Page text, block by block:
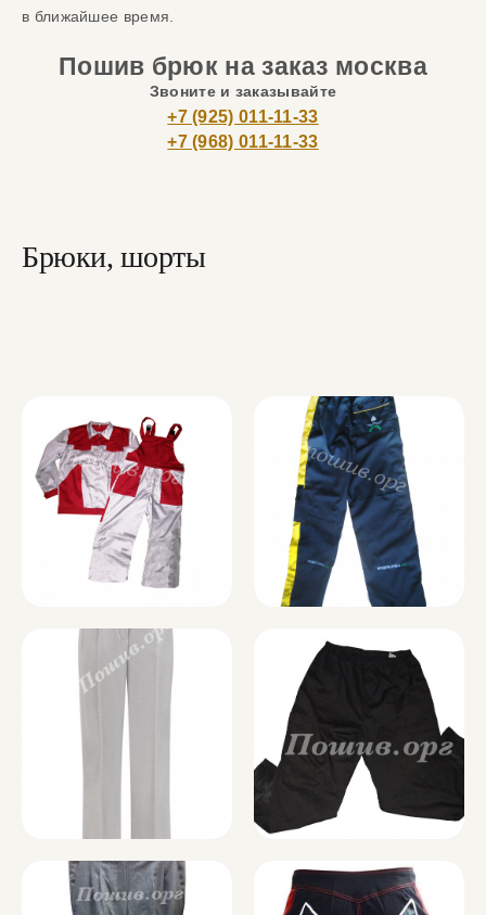
в ближайшее время.
Пошив брюк на заказ москва
Звоните и заказывайте
+7 (925) 011-11-33
+7 (968) 011-11-33
Брюки, шорты